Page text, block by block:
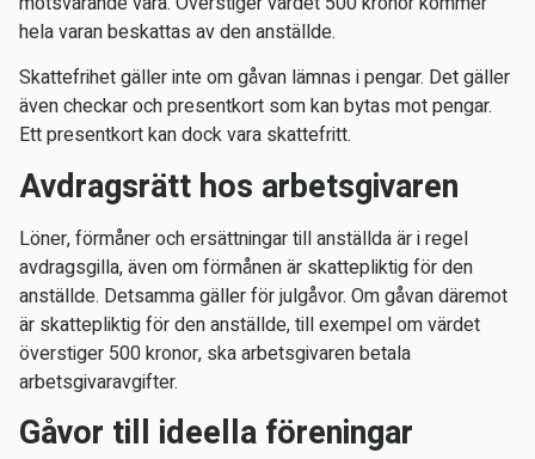
hela varan beskattas av den anställde.
Skattefrihet gäller inte om gåvan lämnas i pengar. Det gäller
även checkar och presentkort som kan bytas mot pengar.
Ett presentkort kan dock vara skattefritt.
Avdragsrätt hos arbetsgivaren
Löner, förmåner och ersättningar till anställda är i regel
avdragsgilla, även om förmånen är skattepliktig för den
anställde. Detsamma gäller för julgåvor. Om gåvan däremot
är skattepliktig för den anställde, till exempel om värdet
överstiger 500 kronor, ska arbetsgivaren betala
arbetsgivaravgifter.
Gåvor till ideella föreningar